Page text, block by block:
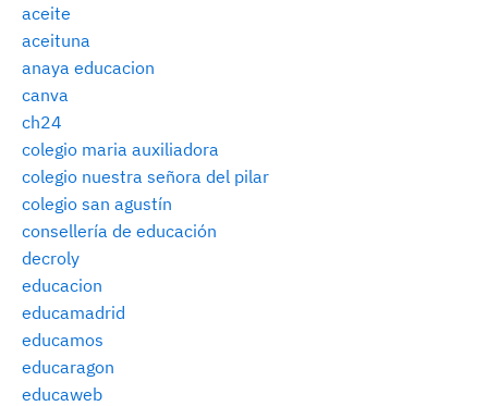
aceite
aceituna
anaya educacion
canva
ch24
colegio maria auxiliadora
colegio nuestra señora del pilar
colegio san agustín
consellería de educación
decroly
educacion
educamadrid
educamos
educaragon
educaweb